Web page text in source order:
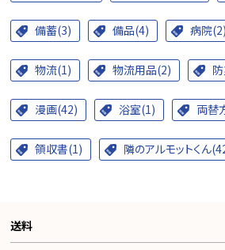
備蓄(3) 備品(4) 病院(2)
物流(1) 物流用品(2)
漫画(42) 浴室(1) 両替
領収書(1) 隣のアルモットくん
送料